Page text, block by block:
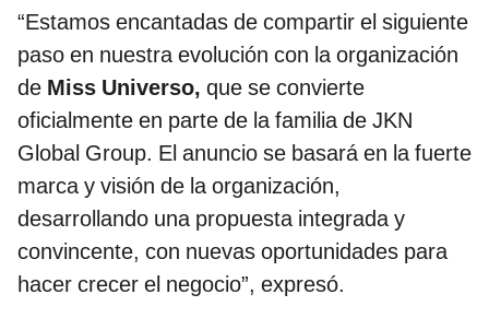
“Estamos encantadas de compartir el siguiente
paso en nuestra evolución con la organización
de Miss Universo, que se convierte
oficialmente en parte de la familia de JKN
Global Group. El anuncio se basará en la fuerte
marca y visión de la organización,
desarrollando una propuesta integrada y
convincente, con nuevas oportunidades para
hacer crecer el negocio”, expresó.